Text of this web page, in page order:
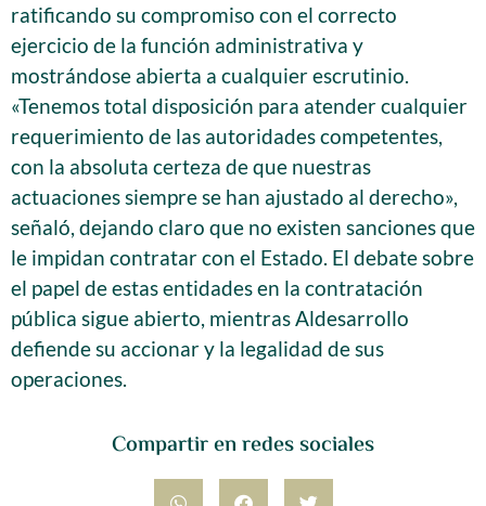
Compartir en redes sociales
ratificando su compromiso con el correcto
ejercicio de la función administrativa y
mostrándose abierta a cualquier escrutinio.
«Tenemos total disposición para atender cualquier
requerimiento de las autoridades competentes,
con la absoluta certeza de que nuestras
actuaciones siempre se han ajustado al derecho»,
señaló, dejando claro que no existen sanciones que
le impidan contratar con el Estado. El debate sobre
el papel de estas entidades en la contratación
pública sigue abierto, mientras Aldesarrollo
defiende su accionar y la legalidad de sus
operaciones.